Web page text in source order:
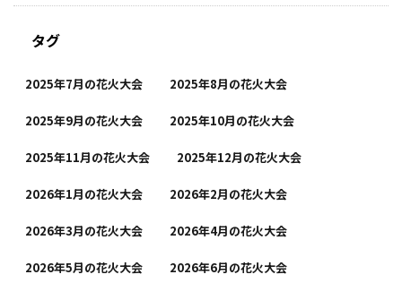
タグ
2025年7月の花火大会 2025年8月の花火大会
2025年9月の花火大会 2025年10月の花火大会
2025年11月の花火大会 2025年12月の花火大会
2026年1月の花火大会 2026年2月の花火大会
2026年3月の花火大会 2026年4月の花火大会
2026年5月の花火大会 2026年6月の花火大会